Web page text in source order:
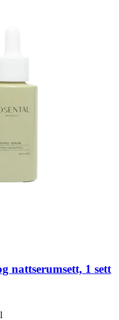
nattserumsett, 1 sett